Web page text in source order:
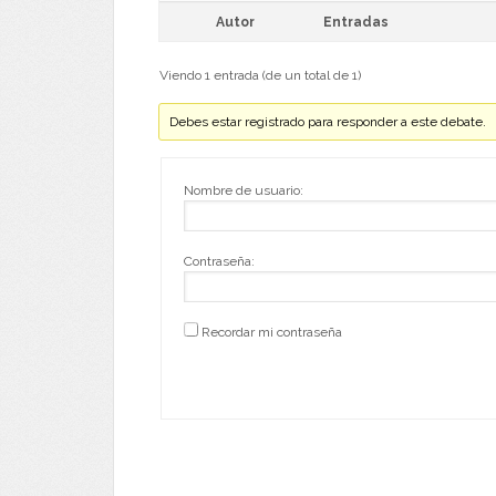
Autor Entradas
Viendo 1 entrada (de un total de 1)
Debes estar registrado para responder a este debate.
Nombre de usuario:
Contraseña:
Recordar mi contraseña